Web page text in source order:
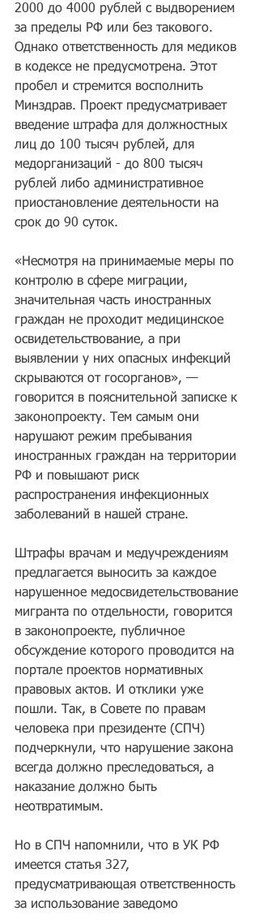
2000 до 4000 рублей с выдворением
за пределы РФ или без такового.
Однако ответственность для медиков
в кодексе не предусмотрена. Этот
пробел и стремится восполнить
Минздрав. Проект предусматривает
введение штрафа для должностных
лиц до 100 тысяч рублей, для
медорганизаций - до 800 тысяч
рублей либо административное
приостановление деятельности на
срок до 90 суток.
«Несмотря на принимаемые меры по
контролю в сфере миграции,
значительная часть иностранных
граждан не проходит медицинское
освидетельствование, а при
выявлении у них опасных инфекций
скрываются от госорганов», —
говорится в пояснительной записке к
законопроекту. Тем самым они
нарушают режим пребывания
иностранных граждан на территории
РФ и повышают риск
распространения инфекционных
заболеваний в нашей стране.
Штрафы врачам и медучреждениям
предлагается выносить за каждое
нарушенное медосвидетельствование
мигранта по отдельности, говорится
в законопроекте, публичное
обсуждение которого проводится на
портале проектов нормативных
правовых актов. И отклики уже
пошли. Так, в Совете по правам
человека при президенте (СПЧ)
подчеркнули, что нарушение закона
всегда должно преследоваться, а
наказание должно быть
неотвратимым.
Но в СПЧ напомнили, что в УК РФ
имеется статья 327,
предусматривающая ответственность
за использование заведомо